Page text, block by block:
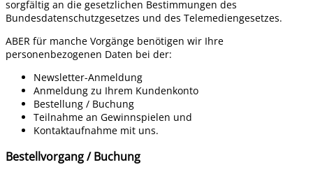
sorgfältig an die gesetzlichen Bestimmungen des
Bundesdatenschutzgesetzes und des Telemediengesetzes.
ABER für manche Vorgänge benötigen wir Ihre
personenbezogenen Daten bei der:
Newsletter-Anmeldung
Anmeldung zu Ihrem Kundenkonto
Bestellung / Buchung
Teilnahme an Gewinnspielen und
Kontaktaufnahme mit uns.
Bestellvorgang / Buchung